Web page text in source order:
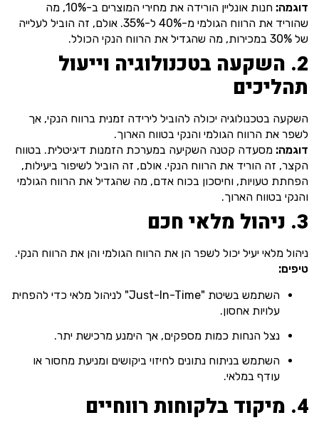
דוגמה:
חנות אונליין הורידה את מחירי המוצרים ב-10%, מה
שהוריד את הרווח הגולמי מ-40% ל-35%. אולם, זה הוביל לעלייה
של 30% במכירות, מה שהגדיל את הרווח הנקי הכולל.
2. השקעה בטכנולוגיה וייעול
תהליכים
השקעה בטכנולוגיה יכולה להוביל לירידה זמנית ברווח הנקי, אך
לשפר את הרווח הגולמי והנקי בטווח הארוך.
דוגמה: מסעדה קטנה השקיעה במערכת הזמנות דיגיטלית. בטווח
הקצר, זה הוריד את הרווח הנקי. אולם, זה הוביל לשיפור ביעילות,
הפחתת טעויות, וחיסכון בכוח אדם, מה שהגדיל את הרווח הגולמי
והנקי בטווח הארוך.
3. ניהול מלאי חכם
ניהול מלאי יעיל יכול לשפר הן את הרווח הגולמי והן את הרווח הנקי.
טיפים:
השתמש בשיטת "Just-In-Time" לניהול מלאי כדי להפחית
עלויות אחסון.
נצל הנחות כמות מספקים, אך הימנע מרכישת יתר.
השתמש בניתוח נתונים לחיזוי ביקושים ומניעת מחסור או
עודף במלאי.
4. מיקוד בלקוחות רווחיים